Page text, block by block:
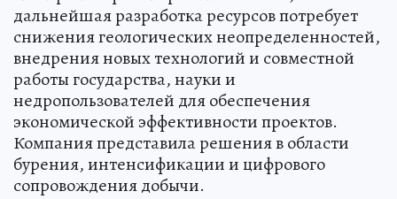
дальнейшая разработка ресурсов потребует
снижения геологических неопределенностей,
внедрения новых технологий и совместной
работы государства, науки и
недропользователей для обеспечения
экономической эффективности проектов.
Компания представила решения в области
бурения, интенсификации и цифрового
сопровождения добычи.